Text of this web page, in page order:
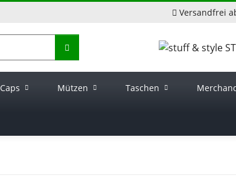
Versandfrei
Caps Mützen Taschen